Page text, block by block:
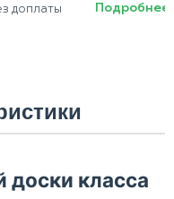
доплаты
Подробнее
доски класса